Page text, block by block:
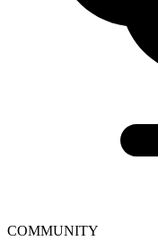
COMMUNITY